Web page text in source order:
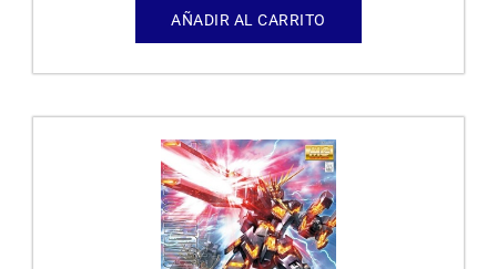
AÑADIR AL CARRITO